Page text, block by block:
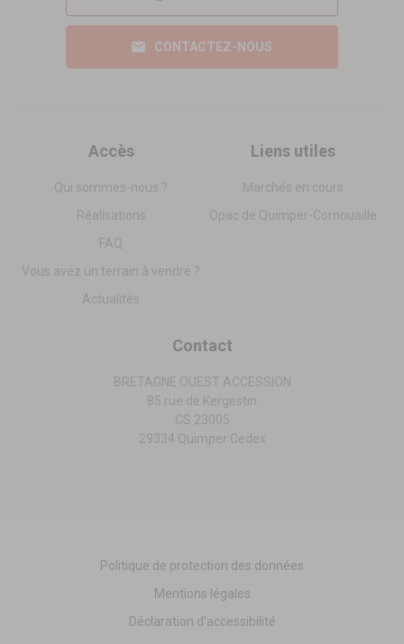
CONTACTEZ-NOUS
Accès
Qui sommes-nous ?
Réalisations
FAQ
Vous avez un terrain à vendre ?
Actualités
Liens utiles
Marchés en cours
Opac de Quimper-Cornouaille
Contact
BRETAGNE OUEST ACCESSION
85 rue de Kergestin
CS 23005
29334 Quimper Cedex
Politique de protection des données
Mentions légales
Déclaration d’accessibilité